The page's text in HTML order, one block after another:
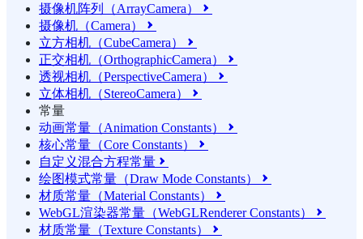
摄像机阵列（ArrayCamera）

摄像机（Camera） 
立方相机（CubeCamera） 
正交相机（OrthographicCamera） 
透视相机（PerspectiveCamera） 
立体相机（StereoCamera） 
常量
动画常量（Animation Constants）

核心常量（Core Constants） 
自定义混合方程常量 
绘图模式常量（Draw Mode Constants） 
材质常量（Material Constants） 
WebGL渲染器常量（WebGLRenderer Constants） 
材质常量（Texture Constants） 